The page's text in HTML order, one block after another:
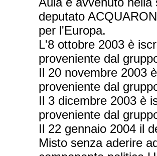
deputato
per l'Europa.
L'8 ottobre 2003 è
proveniente dal
Il 20 novembre 2003
proveniente dal
Il 3 dicembre 2003 è
proveniente dal
Il 22 gennaio 2004 il
Misto senza aderire